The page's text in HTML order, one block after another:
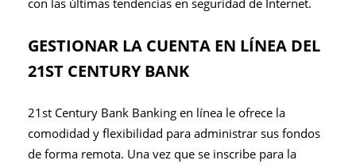
con las últimas tendencias en seguridad de Internet.
GESTIONAR LA CUENTA EN LÍNEA DEL
21ST CENTURY BANK
21st Century Bank Banking en línea le ofrece la
comodidad y flexibilidad para administrar sus fondos
de forma remota. Una vez que se inscribe para la